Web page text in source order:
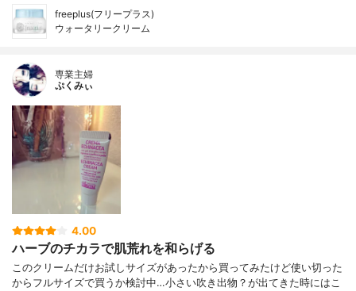
freeplus(フリープラス)
ウォータリークリーム
専業主婦
ぷくみぃ
4.00
ハーブのチカラで肌荒れを和らげる
このクリームだけお試しサイズがあったから買ってみたけど使い切った
からフルサイズで買うか検討中…小さい吹き出物？が出てきた時にはこ